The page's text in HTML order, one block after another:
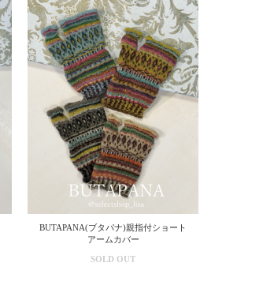
BUTAPANA(ブタパナ)親指付ショート
アームカバー
SOLD OUT